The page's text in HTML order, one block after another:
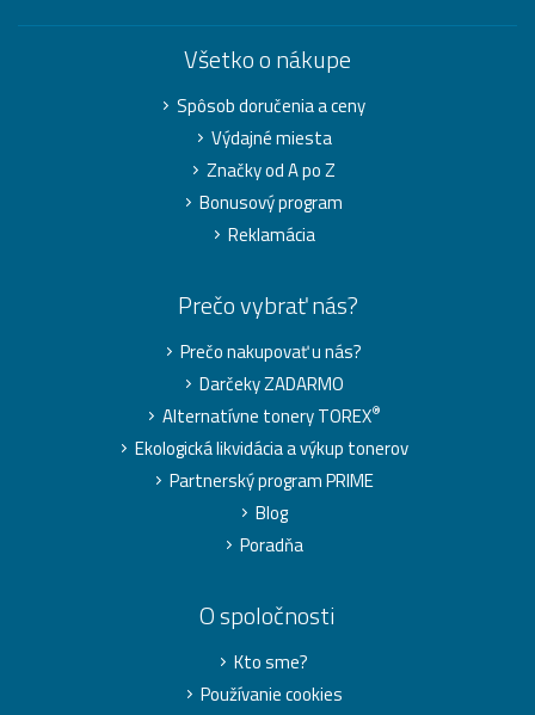
Všetko o nákupe
Spôsob doručenia a ceny
Výdajné miesta
Značky od A po Z
Bonusový program
Reklamácia
Prečo vybrať nás?
Prečo nakupovať u nás?
Darčeky ZADARMO
Alternatívne tonery TOREX®
Ekologická likvidácia a výkup tonerov
Partnerský program PRIME
Blog
Poradňa
O spoločnosti
Kto sme?
Používanie cookies